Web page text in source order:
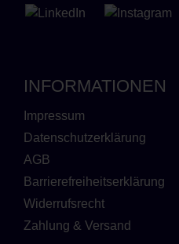
INFORMATIONEN
Impressum
Datenschutzerklärung
AGB
Barrierefreiheitserklärung
Widerrufsrecht
Zahlung & Versand